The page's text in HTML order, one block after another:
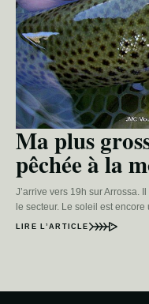
Ma plus
pêchée à la
J’arrive vers 19h sur Arrossa.
le secteur. Le soleil est
LIRE L’ARTICLE